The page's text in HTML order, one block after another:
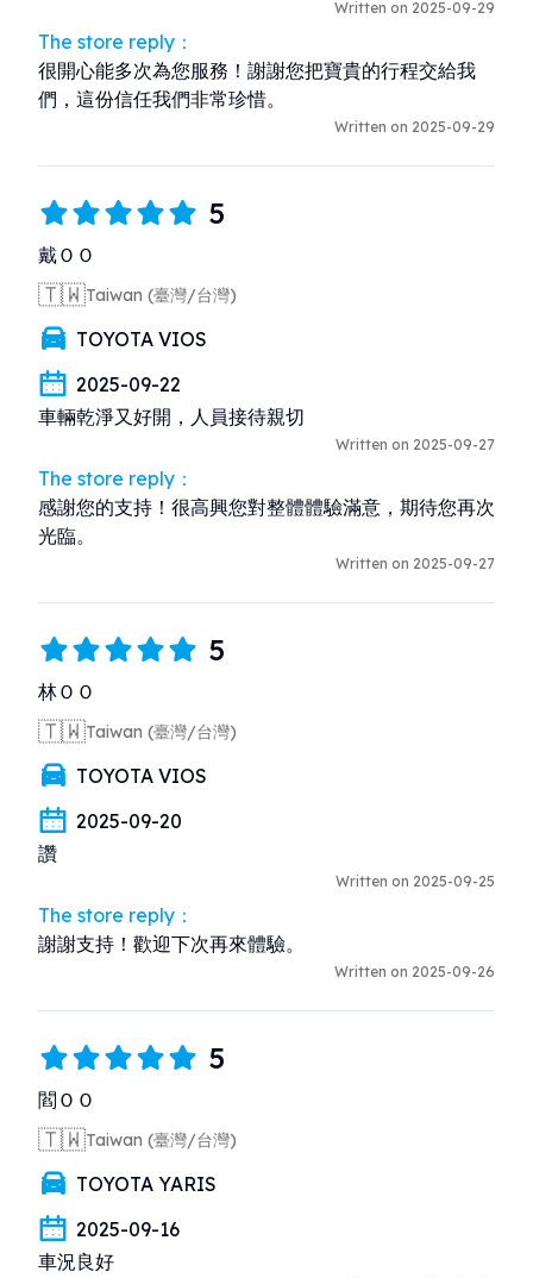
Written on 2025-09-29
The store reply：
很開心能多次為您服務！謝謝您把寶貴的行程交給我
們，這份信任我們非常珍惜。
Written on 2025-09-29
5
戴ＯＯ
🇹🇼Taiwan (臺灣/台灣)
TOYOTA VIOS
2025-09-22
車輛乾淨又好開，人員接待親切
Written on 2025-09-27
The store reply：
感謝您的支持！很高興您對整體體驗滿意，期待您再次
光臨。
Written on 2025-09-27
5
林ＯＯ
🇹🇼Taiwan (臺灣/台灣)
TOYOTA VIOS
2025-09-20
讚
Written on 2025-09-25
The store reply：
謝謝支持！歡迎下次再來體驗。
Written on 2025-09-26
5
閻ＯＯ
🇹🇼Taiwan (臺灣/台灣)
TOYOTA YARIS
2025-09-16
車況良好